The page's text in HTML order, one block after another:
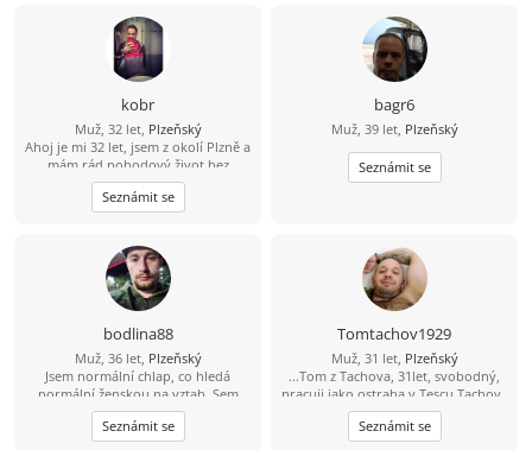
přírodě. Bydlím v Plzni. Jsem věrný,
upřímný a někdy až moc hodný
Nikdy jsem seznamku nezkoušel, tak
nevím, co od toho očekávat, ale
třeba tady najdu nějakou slečnu.
Budu se těšit na tvojí zprávu.
kobr
Muž, 32 let, Plzeňský
Ahoj je mi 32 let, jsem z okolí Plzně a
mám rád pohodový život bez
zbytečných her. Ve volnu rád
vyrazím na výlet, do přírody nebo
na procházku. Hledám sympatickou
časem hezký vztah.
Seznámit se
bagr6
Muž, 39 let, Plzeňský
Seznámit se
bodlina88
Muž, 36 let, Plzeňský
Jsem normální chlap, co hledá
normální ženskou na vztah. Sem
klidnej , hodnej , pohodovej. Jinak
dělám technika na stage a
Seznámit se
Tomtachov1929
Muž, 31 let, Plzeňský
...Tom z Tachova, 31let, svobodný,
pracuji jako ostraha v Tescu Tachov ,
Jsem beznadějný romantik,podle
přátel prý hodný, upřímný,
Seznámit se